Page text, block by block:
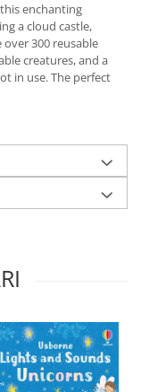
enchanting
a cloud castle,
300 reusable
creatures, and a
in use. The perfect